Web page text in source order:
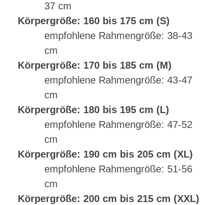
37 cm
Körpergröße: 160 bis 175 cm (S)
empfohlene Rahmengröße: 38-43
cm
Körpergröße: 170 bis 185 cm (M)
empfohlene Rahmengröße: 43-47
cm
Körpergröße: 180 bis 195 cm (L)
empfohlene Rahmengröße: 47-52
cm
Körpergröße: 190 cm bis 205 cm (XL)
empfohlene Rahmengröße: 51-56
cm
Körpergröße: 200 cm bis 215 cm (XXL)